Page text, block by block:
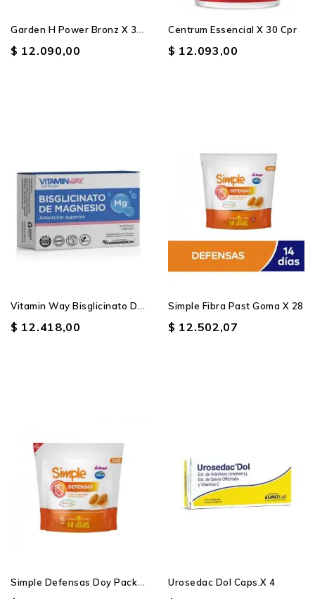
G
Arden H Power Bronz X 30 Cpr
$ 12.090,00
Centrum Essencial X 30 Cpr
$ 12.093,00
V
Itamin Way Bisglicinato De...
$ 12.418,00
Simple Fibra Past Goma X 28
$ 12.502,07
S
Imple Defensas Doy Pack X 28 Urosedac Dol Caps.x 4